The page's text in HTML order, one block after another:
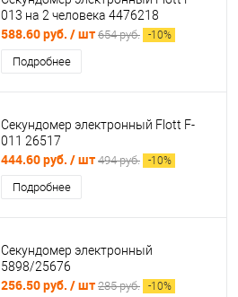
013 на 2 человека 4476218
588.60 руб. / шт 654 руб. -10%
Подробнее
Секундомер электронный Flott F-
011 26517
444.60 руб. / шт 494 руб. -10%
Подробнее
Секундомер электронный
5898/25676
256.50 руб. / шт 285 руб. -10%